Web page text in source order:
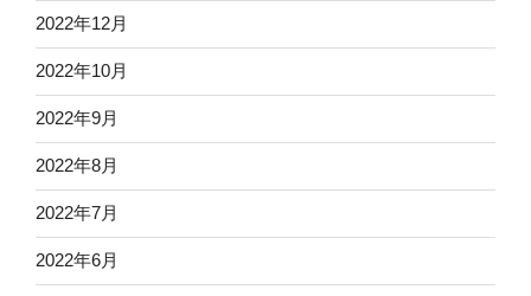
2022年12月
2022年10月
2022年9月
2022年8月
2022年7月
2022年6月